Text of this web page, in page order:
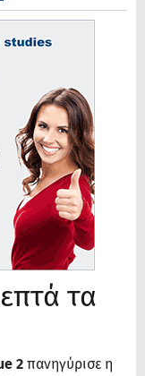
τα
2 πανηγύρισε η